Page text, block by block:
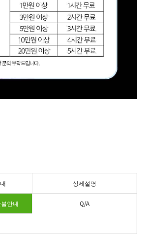
상세설명
안내 Q/A